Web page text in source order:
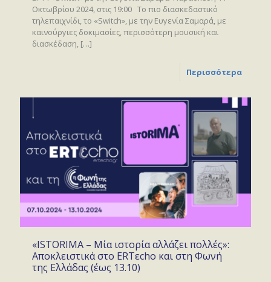
Οκτωβρίου 2024, στις 19:00 Το πιο διασκεδαστικό
τηλεπαιχνίδι, το «Switch», με την Ευγενία Σαμαρά, με
καινούργιες δοκιμασίες, περισσότερη μουσική και
διασκέδαση, […]
Περισσότερα
«ISTORIMA – Μία ιστορία αλλάζει πολλές»:
Αποκλειστικά στο ERTεcho και στη Φωνή
της Ελλάδας (έως 13.10)